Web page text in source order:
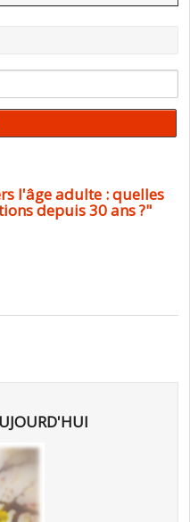
30 ANS ?" (CEREQ)
l'âge adulte : quelles
depuis 30 ans ?"